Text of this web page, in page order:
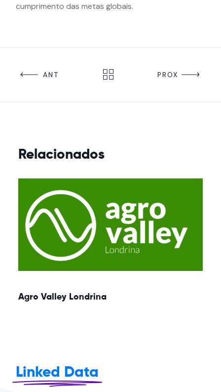
cumprimento das metas globais.
ANT PROX
Relacionados
Agro Valley Londrina
Linked Data